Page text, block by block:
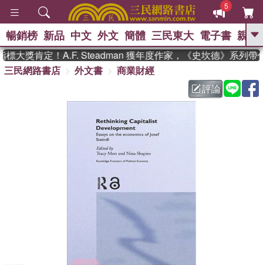
5
GO
熱搜： 東野圭吾
父親節 、 如果歷
暑期推薦 、 國際布克
登輝時代 、
偉大的迷走神經
暢銷榜 新品 中文 外文 簡體 三民東大 電子書 親子
大獎肯定！A.F. Steadman 獲年度作家，《史坎德》系列帶你
三民網路書店
外文書
商業財經
評論